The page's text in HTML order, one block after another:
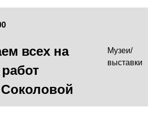
всех на
Музеи/
выставки